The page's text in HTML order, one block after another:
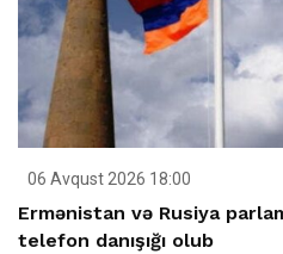
06 Avqust 2026 18:00
Ermənistan və Rusiya
telefon danışığı olub